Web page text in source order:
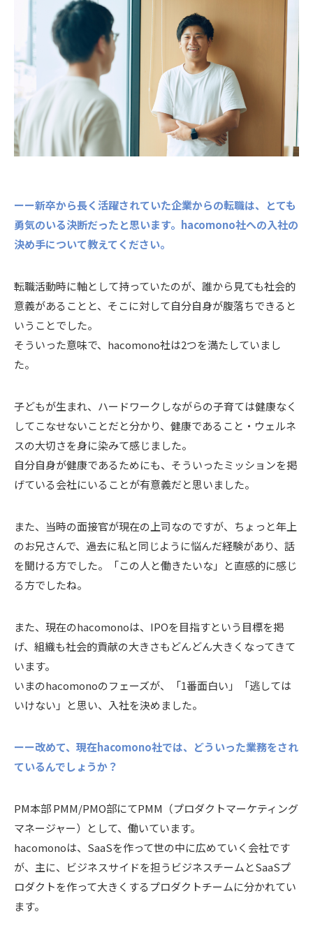
ーー新卒から長く活躍されていた企業からの転職は、とても
勇気のいる決断だったと思います。hacomono社への入社の
決め手について教えてください。
転職活動時に軸として持っていたのが、誰から見ても社会的
意義があることと、そこに対して自分自身が腹落ちできると
いうことでした。
そういった意味で、hacomono社は2つを満たしていまし
た。
子どもが生まれ、ハードワークしながらの子育ては健康なく
してこなせないことだと分かり、健康であること・ウェルネ
スの大切さを身に染みて感じました。
自分自身が健康であるためにも、そういったミッションを掲
げている会社にいることが有意義だと思いました。
また、当時の面接官が現在の上司なのですが、ちょっと年上
のお兄さんで、過去に私と同じように悩んだ経験があり、話
を聞ける方でした。「この人と働きたいな」と直感的に感じ
る方でしたね。
また、現在のhacomonoは、IPOを目指すという目標を掲
げ、組織も社会的貢献の大きさもどんどん大きくなってきて
います。
いまのhacomonoのフェーズが、「1番面白い」「逃しては
いけない」と思い、入社を決めました。
ーー改めて、現在hacomono社では、どういった業務をされ
ているんでしょうか？
PM本部 PMM/PMO部にてPMM（プロダクトマーケティング
マネージャー）として、働いています。
hacomonoは、SaaSを作って世の中に広めていく会社です
が、主に、ビジネスサイドを担うビジネスチームとSaaSプ
ロダクトを作って大きくするプロダクトチームに分かれてい
ます。